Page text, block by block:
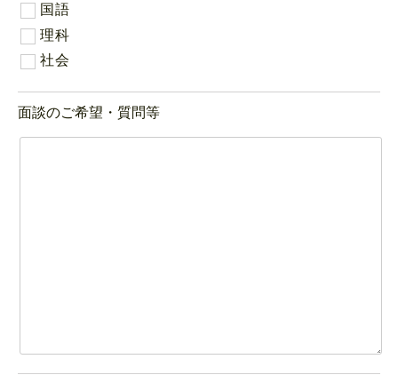
国語
理科
社会
面談のご希望・質問等